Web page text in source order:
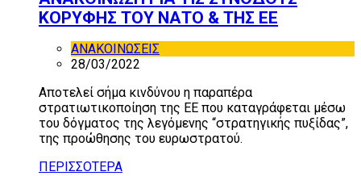
ΚΟΡΥΦΗΣ ΤΟΥ ΝΑΤΟ & ΤΗΣ ΕΕ
ΑΝΑΚΟΙΝΩΣΕΙΣ
28/03/2022
Αποτελεί σήμα κινδύνου η παραπέρα
στρατιωτικοποίηση της ΕΕ που καταγράφεται μέσω
του δόγματος της λεγόμενης “στρατηγικής πυξίδας”,
της προώθησης του ευρωστρατού.
ΠΕΡΙΣΣΟΤΕΡΑ